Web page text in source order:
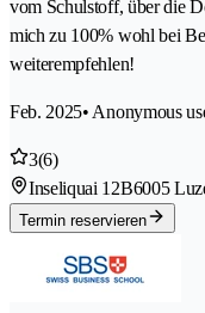
vom Schulstoff, über die
mich zu 100% wohl bei
weiterempfehlen!
Feb. 2025• Anonymous
3(6)
Inseliquai 12B6005
Termin reservieren